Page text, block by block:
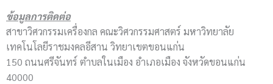
ข้อมูลการติดต่อ
สาขาวิศวกรรมเครื่องกล คณะวิศวกรรมศาสตร์ มหาวิทยาลัย
เทคโนโลยีราชมงคลอีสาน วิทยาเขตขอนแก่น
150 ถนนศรีจันทร์ ตำบลในเมือง อำเภอเมือง จังหวัดขอนแก่น
40000